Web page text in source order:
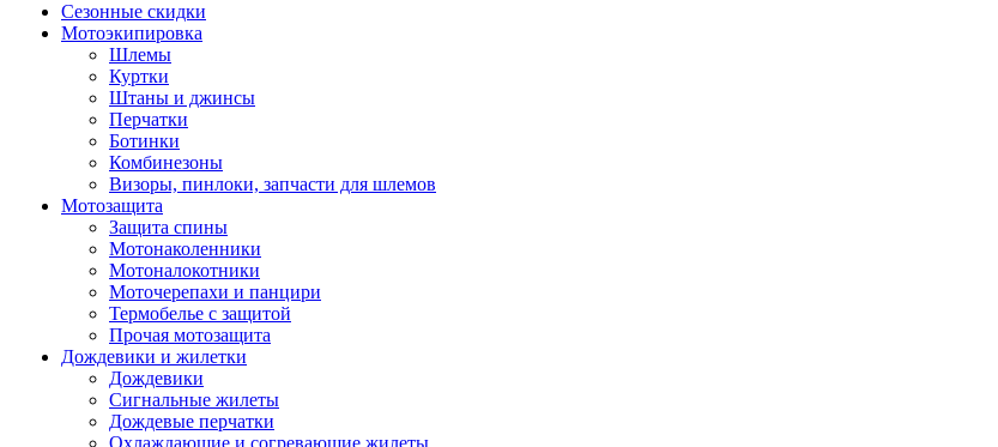
Сезонные скидки
Мотоэкипировка
Шлемы
Куртки
Штаны и джинсы
Перчатки
Ботинки
Комбинезоны
Визоры, пинлоки, запчасти для шлемов
Мотозащита
Защита спины
Мотонаколенники
Мотоналокотники
Моточерепахи и панцири
Термобелье с защитой
Прочая мотозащита
Дождевики и жилетки
Дождевики
Сигнальные жилеты
Дождевые перчатки
Охлаждающие и согревающие жилеты